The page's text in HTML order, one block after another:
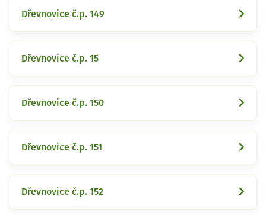
Dřevnovice č.p. 149
Dřevnovice č.p. 15
Dřevnovice č.p. 150
Dřevnovice č.p. 151
Dřevnovice č.p. 152